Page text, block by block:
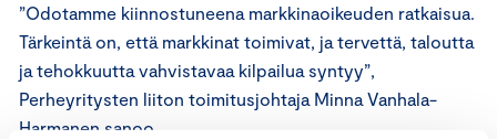
”Odotamme kiinnostuneena markkinaoikeuden ratkaisua.
Tärkeintä on, että markkinat toimivat, ja tervettä, taloutta
ja tehokkuutta vahvistavaa kilpailua syntyy”,
Perheyritysten liiton toimitusjohtaja Minna Vanhala-
Harmanen sanoo.